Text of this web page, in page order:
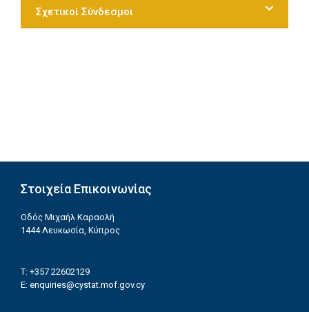
Σχετικοί Σύνδεσμοι
Στοιχεία Επικοινωνίας
Οδός Μιχαήλ Καραολή
1444 Λευκωσία, Κύπρος
T: +357 22602129
E: enquiries@cystat.mof.gov.cy